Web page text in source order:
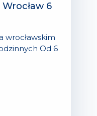
Wrocław 6
wrocławskim
Od 6